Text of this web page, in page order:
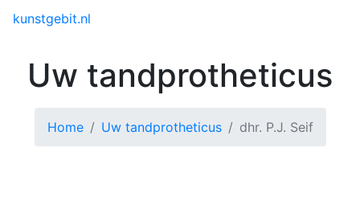
kunstgebit.nl
Uw tandprotheticus
Home Uw tandprotheticus dhr. P.J. Seif